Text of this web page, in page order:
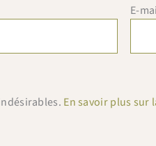
E-
En savoir plus sur